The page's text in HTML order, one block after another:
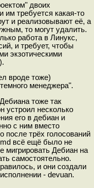
двоих
требуется какая-то
и реализовывают её, а
то могут удалить.
работа в Линукс,
и требует, чтобы
экзотическими
вроде тоже)
менеджера".
тоже так
устроил несколько
его в дебиан и
с ним вместо
после трёх голосований
всё ещё было не
мигрировать Дебиан на
самостоятельно.
и они создали
- devuan.